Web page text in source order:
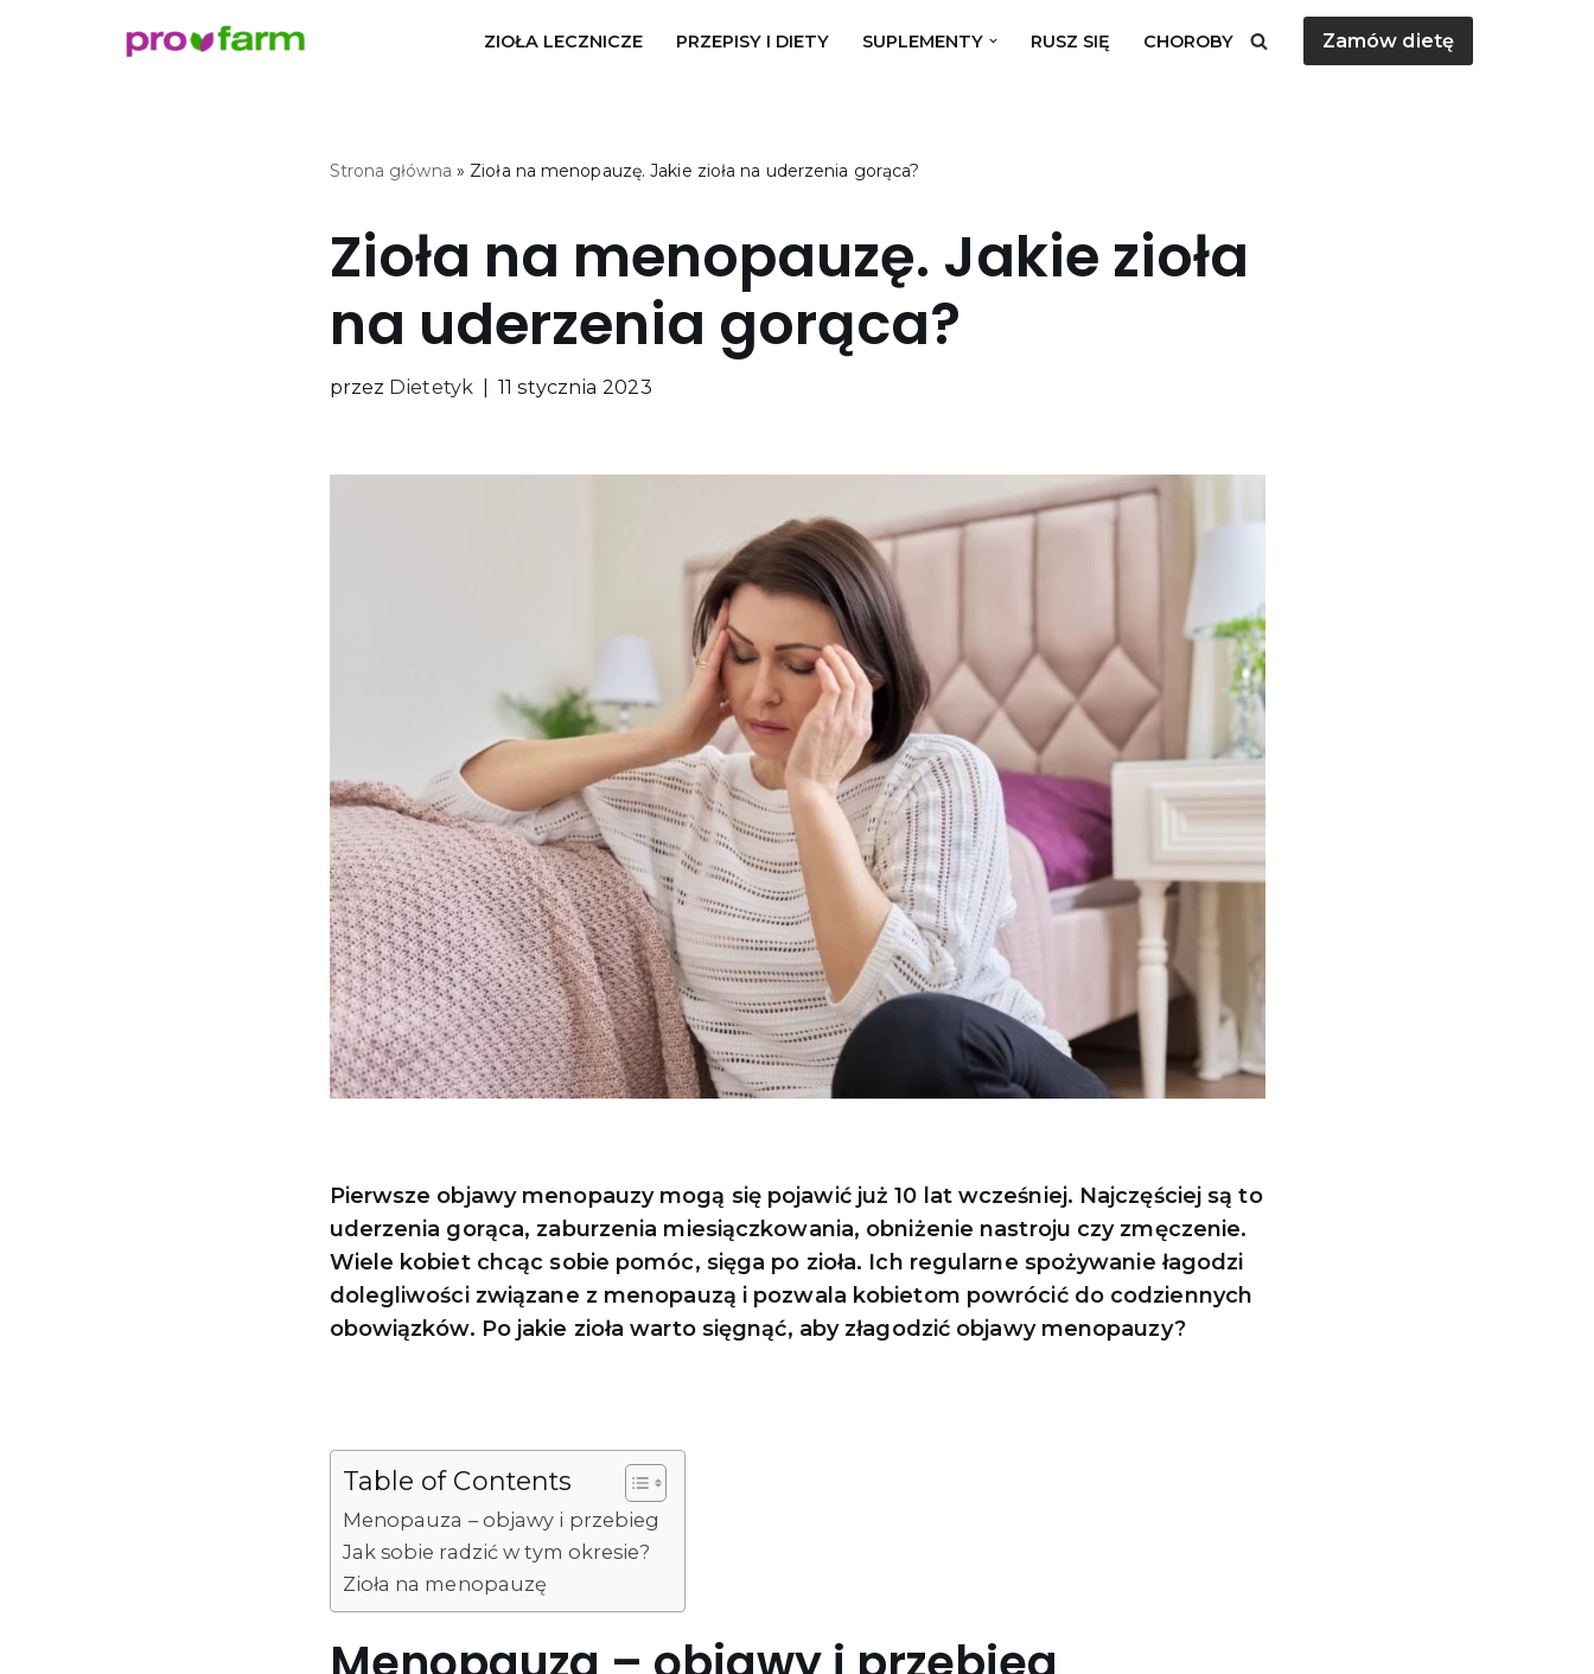
ZIOŁA LECZNICZE PRZEPISY I DIETY SUPLEMENTY RUSZ SIĘ CHOROBY Zamów dietę
Strona główna » Zioła na menopauzę. Jakie zioła na uderzenia gorąca?
Zioła na menopauzę. Jakie zioła
na uderzenia gorąca?
przez Dietetyk 11 stycznia 2023
Pierwsze objawy menopauzy mogą się pojawić już 10 lat wcześniej. Najczęściej są to
uderzenia gorąca, zaburzenia miesiączkowania, obniżenie nastroju czy zmęczenie.
Wiele kobiet chcąc sobie pomóc, sięga po zioła. Ich regularne spożywanie łagodzi
dolegliwości związane z menopauzą i pozwala kobietom powrócić do codziennych
obowiązków. Po jakie zioła warto sięgnąć, aby złagodzić objawy menopauzy?
Table of Contents
Menopauza – objawy i przebieg
Jak sobie radzić w tym okresie?
Zioła na menopauzę